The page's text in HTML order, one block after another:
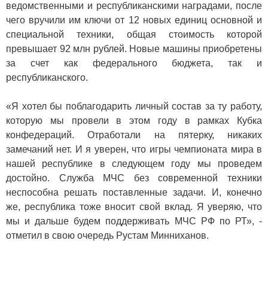
ведомственными и республиканскими наградами, после
чего вручили им ключи от 12 новых единиц основной и
специальной техники, общая стоимость которой
превышает 92 млн рублей. Новые машины приобретены
за счет как федерального бюджета, так и
республиканского.
«Я хотел бы поблагодарить личный состав за ту работу,
которую мы провели в этом году в рамках Кубка
конфедераций. Отработали на пятерку, никаких
замечаний нет. И я уверен, что игры чемпионата мира в
нашей республике в следующем году мы проведем
достойно. Служба МЧС без современной техники
неспособна решать поставленные задачи. И, конечно
же, республика тоже вносит свой вклад. Я уверяю, что
мы и дальше будем поддерживать МЧС РФ по РТ», -
отметил в свою очередь Рустам Минниханов.